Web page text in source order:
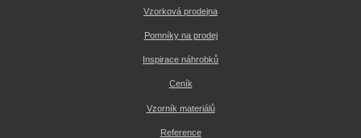
Vzorková prodejna
Pomníky na prodej
Inspirace náhrobků
Ceník
Vzorník materiálů
Reference